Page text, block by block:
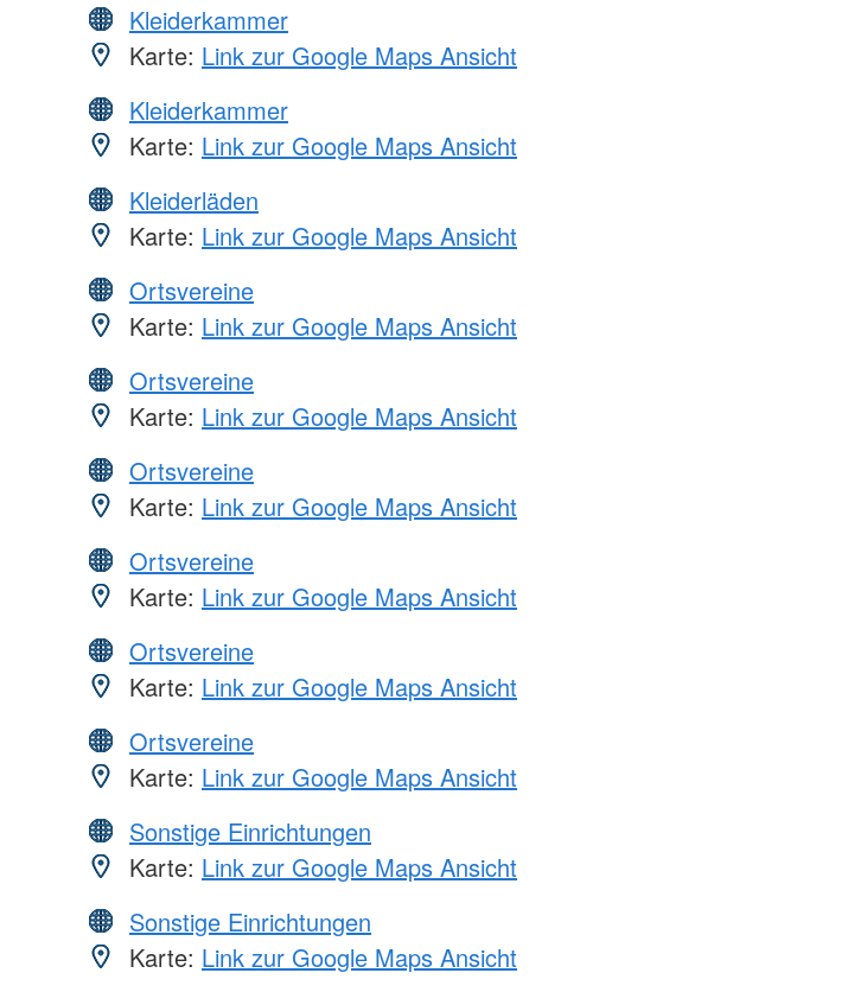
Kleiderkammer
Karte: Link zur Google Maps Ansicht
Kleiderkammer
Karte: Link zur Google Maps Ansicht
Kleiderläden
Karte: Link zur Google Maps Ansicht
Ortsvereine
Karte: Link zur Google Maps Ansicht
Ortsvereine
Karte: Link zur Google Maps Ansicht
Ortsvereine
Karte: Link zur Google Maps Ansicht
Ortsvereine
Karte: Link zur Google Maps Ansicht
Ortsvereine
Karte: Link zur Google Maps Ansicht
Ortsvereine
Karte: Link zur Google Maps Ansicht
Sonstige Einrichtungen
Karte: Link zur Google Maps Ansicht
Sonstige Einrichtungen
Karte: Link zur Google Maps Ansicht